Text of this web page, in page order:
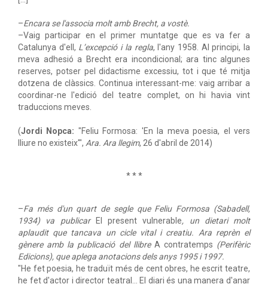
–Encara se l'associa molt amb Brecht, a vostè.
–Vaig participar en el primer muntatge que es va fer a
Catalunya d'ell, L’excepció i la regla, l'any 1958. Al principi, la
meva adhesió a Brecht era incondicional; ara tinc algunes
reserves, potser pel didactisme excessiu, tot i que té mitja
dotzena de clàssics. Continua interessant-me: vaig arribar a
coordinar-ne l'edició del teatre complet, on hi havia vint
traduccions meves.
(Jordi Nopca: "Feliu Formosa: 'En la meva poesia, el vers
lliure no existeix'", Ara. Ara llegim, 26 d'abril de 2014)
* * *
–Fa més d'un quart de segle que Feliu Formosa (Sabadell,
1934) va publicar El present vulnerable, un dietari molt
aplaudit que tancava un cicle vital i creatiu. Ara reprèn el
gènere amb la publicació del llibre A contratemps (Perifèric
Edicions), que aplega anotacions dels anys 1995 i 1997.
"He fet poesia, he traduït més de cent obres, he escrit teatre,
he fet d'actor i director teatral... El diari és una manera d'anar